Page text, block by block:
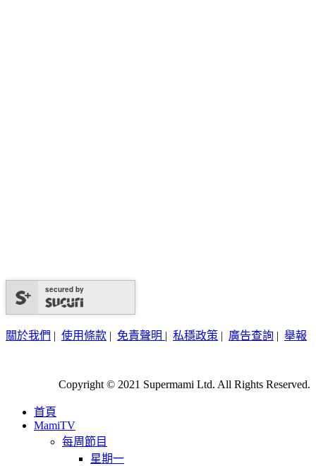
secured by
關於我們 | 使用條款 | 免責聲明 | 私穩政策 | 廣告查詢 | 舉報
Copyright © 2021 Supermami Ltd. All Rights Reserved.
首頁
MamiTV
每周節目
星期一